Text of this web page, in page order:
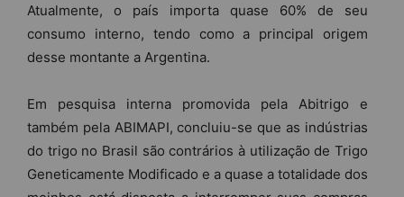
Atualmente, o país importa quase 60% de seu
consumo interno, tendo como a principal origem
desse montante a Argentina.
Em pesquisa interna promovida pela Abitrigo e
também pela ABIMAPI, concluiu-se que as indústrias
do trigo no Brasil são contrários à utilização de Trigo
Geneticamente Modificado e a quase a totalidade dos